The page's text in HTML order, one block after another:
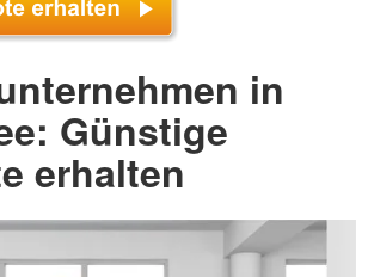
in
Günstige
erhalten